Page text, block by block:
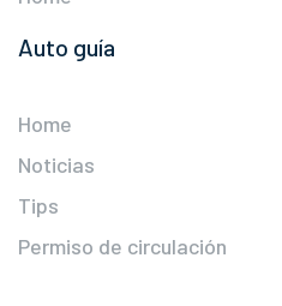
Auto guía
Home
Noticias
Tips
Permiso de circulación